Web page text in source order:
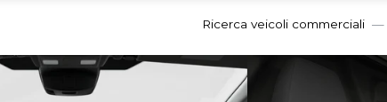
Ricerca veicoli commerciali